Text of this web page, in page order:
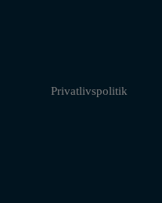
Privatlivspolitik